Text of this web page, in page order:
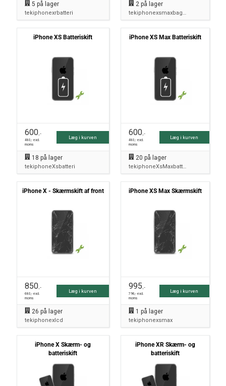
5 på lager
tekiphonexrbatteri
2 på lager
tekiphonexsmaxbagside
iPhone XS Batteriskift
600,-
480,- excl.
moms
Læg i kurven
18 på lager
tekiphoneXsbatteri
iPhone XS Max Batteriskift
600,-
480,- excl.
moms
Læg i kurven
20 på lager
tekiphoneXsMaxbatteri
iPhone X - Skærmskift af front
850,-
680,- excl.
moms
Læg i kurven
26 på lager
tekiphonexlcd
iPhone XS Max Skærmskift
995,-
796,- excl.
moms
Læg i kurven
1 på lager
tekiphonexsmax
iPhone X Skærm- og
batteriskift
iPhone XR Skærm- og
batteriskift